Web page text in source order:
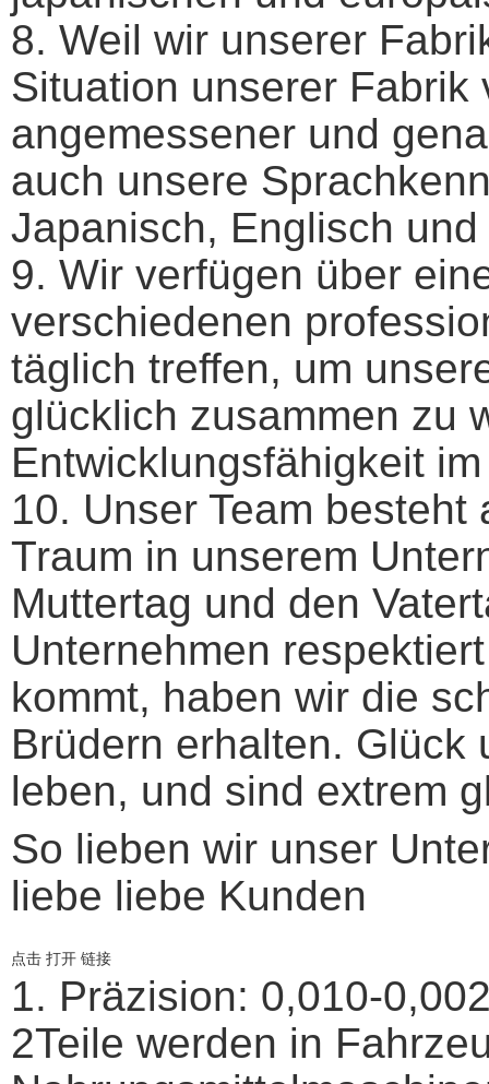
8. Weil wir unserer
Situation unserer
angemessener und
auch unsere
Japanisch, Englisch
9. Wir verfügen über
verschiedenen
täglich treffen, um
glücklich zusammen zu
Entwicklungsfähigkeit
10. Unser Team
Traum in unserem
Muttertag und den
Unternehmen
kommt, haben wir die
Brüdern erhalten. Glück
leben, und sind extrem
So lieben wir unser
liebe liebe Kunden
点击 打开 链接
1. Präzision: 0,010-
2Teile werden in